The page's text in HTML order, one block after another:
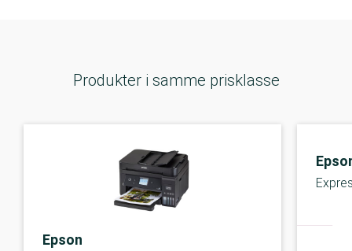
Produkter i samme prisklasse
Epson